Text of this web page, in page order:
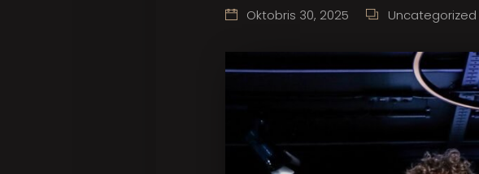
Oktobris 30, 2025 Uncategorized